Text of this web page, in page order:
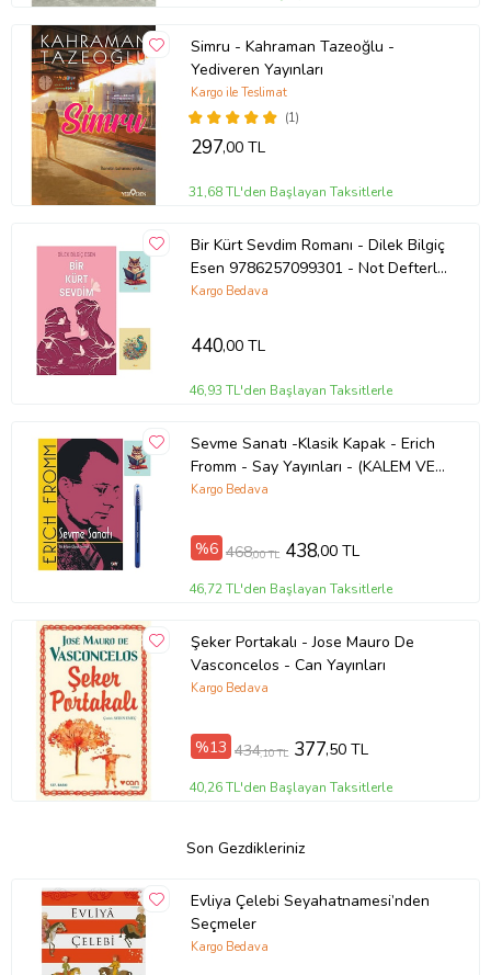
Simru - Kahraman Tazeoğlu -
Yediveren Yayınları
(1)
Kargo ile Teslimat
297,00 TL
31,68 TL'den Başlayan Taksitlerle
Bir Kürt Sevdim Romanı - Dilek Bilgiç
Esen 9786257099301 - Not Defterli
Seti (Renksiz)
Kargo Bedava
440,00 TL
46,93 TL'den Başlayan Taksitlerle
Sevme Sanatı -Klasik Kapak - Erich
Fromm - Say Yayınları - (KALEM VE
NOT DEFTERLİ) (Renksiz)
Kargo Bedava
%6 468,00 TL 438,00 TL
46,72 TL'den Başlayan Taksitlerle
Şeker Portakalı - Jose Mauro De
Vasconcelos - Can Yayınları
Kargo Bedava
%13 434,10 TL 377,50 TL
40,26 TL'den Başlayan Taksitlerle
Son Gezdikleriniz
Evliya Çelebi Seyahatnamesi’nden
Seçmeler
Kargo Bedava